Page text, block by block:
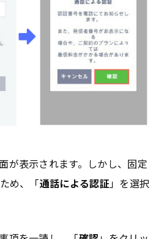
が表示されます。しかし、固定
め、「通話による認証」を選択